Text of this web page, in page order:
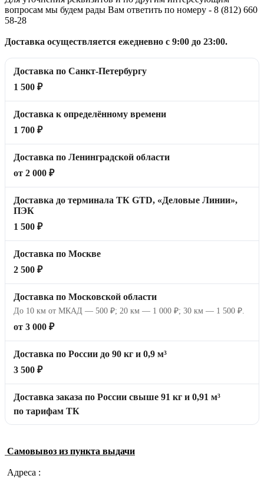
вопросам мы будем рады Вам ответить по номеру - 8 (812) 660
58-28
Доставка осуществляется ежедневно с 9:00 до 23:00.
Доставка по Санкт-Петербургу
1 500 ₽
Доставка к определённому времени
1 700 ₽
Доставка по Ленинградской области
от 2 000 ₽
Доставка до терминала ТК GTD, «Деловые Линии»,
ПЭК
1 500 ₽
Доставка по Москве
2 500 ₽
Доставка по Московской области
До 10 км от МКАД — 500 ₽; 20 км — 1 000 ₽; 30 км — 1 500 ₽.
от 3 000 ₽
Доставка по России до 90 кг и 0,9 м³
3 500 ₽
Доставка заказа по России свыше 91 кг и 0,91 м³
по тарифам ТК
Самовывоз из пункта выдачи
Адреса :